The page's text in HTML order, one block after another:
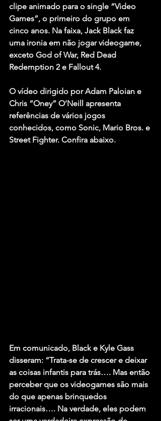
clipe animado para o single “Video
Games”, o primeiro do grupo em
cinco anos. Na faixa, Jack Black faz
uma ironia em não jogar videogame,
exceto God of War, Red Dead
Redemption 2 e Fallout 4.
O vídeo dirigido por Adam Paloian e
Chris “Oney” O’Neill apresenta
referências de vários jogos
conhecidos, como Sonic, Mario Bros. e
Street Fighter. Confira abaixo.
Em comunicado, Black e Kyle Gass
disseram: “Trata-se de crescer e deixar
as coisas infantis para trás…. Mas então
perceber que os videogames são mais
do que apenas brinquedos
irracionais…. Na verdade, eles podem